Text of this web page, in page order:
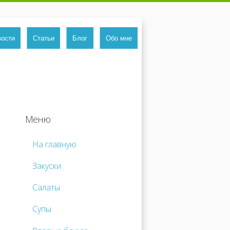
Статьи Блог Обо мне
Меню
На главную
Закуски
Салаты
Супы